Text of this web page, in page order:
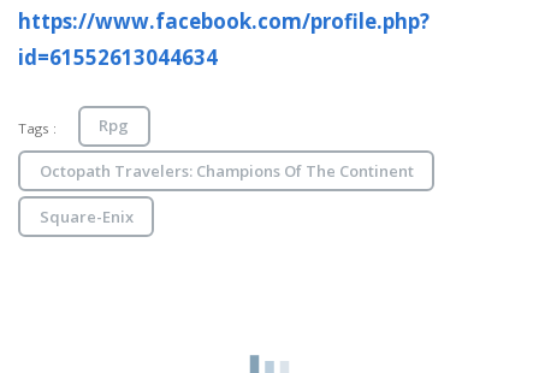
https://www.facebook.com/profile.php?
id=61552613044634
Tags : Rpg
Octopath Travelers: Champions Of The Continent
Square-Enix